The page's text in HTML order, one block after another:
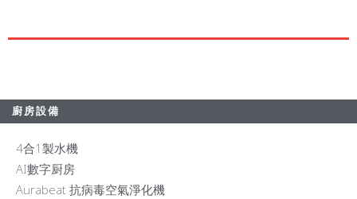
廚房設備
4合1製水機
AI數字厨房
Aurabeat 抗病毒空氣淨化機